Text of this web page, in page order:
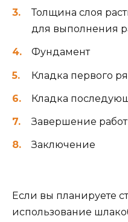
Толщина слоя
для выполнения
Фундамент
Кладка первого
Кладка
Завершение
Заключение
Если вы планируете
использование